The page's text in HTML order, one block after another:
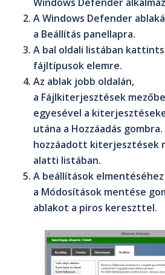
AWindows Defender
a Beállítás panellapra.
A bal oldali listában
fájltípusok elemre.
Az ablak jobb oldalán,
a Fájlkiterjesztések
egyesével a
utána a Hozzáadás
hozzáadott kiterjesztések
alatti listában.
A beállítások
a Módosítások mentése
ablakot a piros kereszttel.